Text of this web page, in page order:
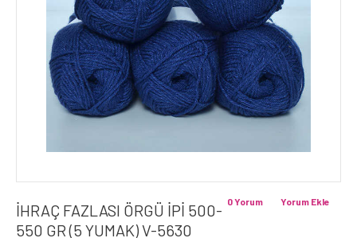
İHRAÇ FAZLASI ÖRGÜ İPİ 500-
550 GR (5 YUMAK) V-5630
Yorum Ekle
0 Yorum